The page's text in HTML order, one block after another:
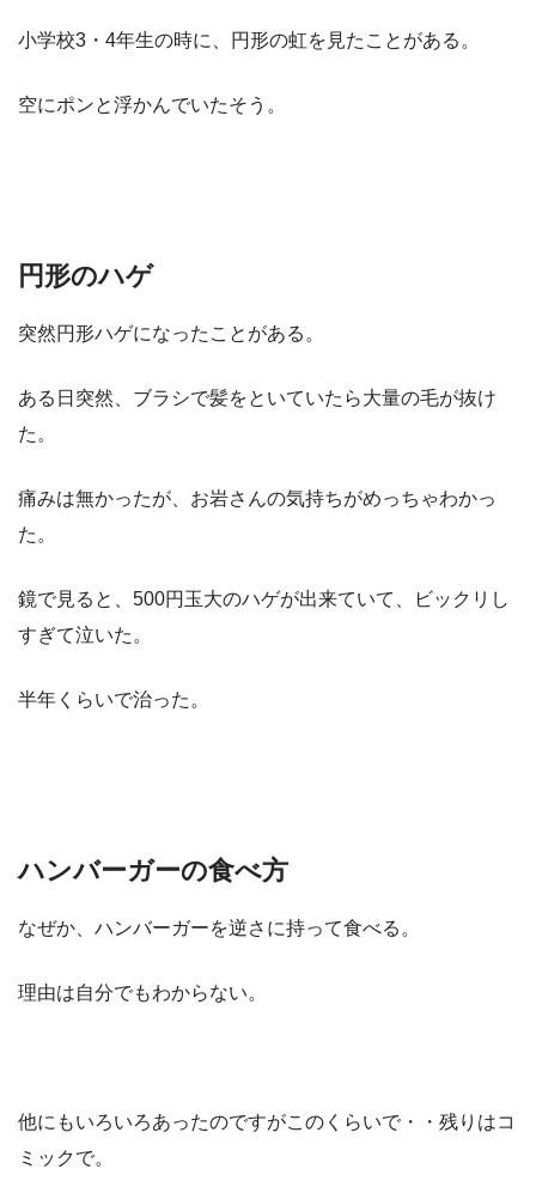
小学校3・4年生の時に、円形の虹を見たことがある。
空にポンと浮かんでいたそう。
円形のハゲ
突然円形ハゲになったことがある。
ある日突然、ブラシで髪をといていたら大量の毛が抜け
た。
痛みは無かったが、お岩さんの気持ちがめっちゃわかっ
た。
鏡で見ると、500円玉大のハゲが出来ていて、ビックリし
すぎて泣いた。
半年くらいで治った。
ハンバーガーの食べ方
なぜか、ハンバーガーを逆さに持って食べる。
理由は自分でもわからない。
他にもいろいろあったのですがこのくらいで・・残りはコ
ミックで。